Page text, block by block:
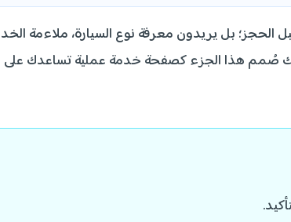
الحجز؛ بل يريدون معرفة نوع السيارة، ملاءمة
لذلك صُمم هذا الجزء كصفحة خدمة عملية تساعدك على